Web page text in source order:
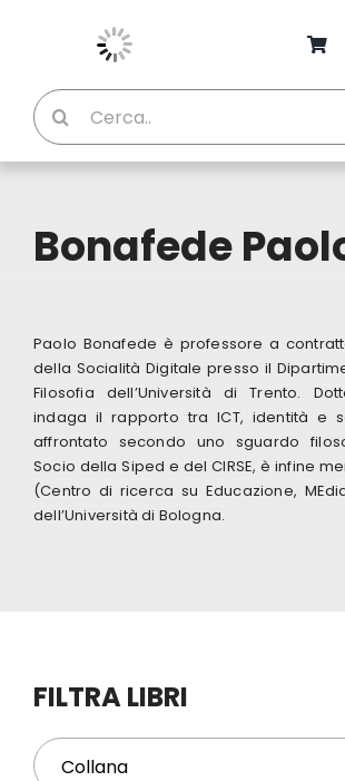
Cerca
per:
Bonafede
Paolo Bonafede è professore a
della Socialità Digitale presso il
Filosofia dell’Università di Trento.
indaga il rapporto tra ICT, identità e
affrontato secondo uno sguardo
Socio della Siped e del CIRSE, è infine
(Centro di ricerca su Educazione,
dell’Università di Bologna.
FILTRA LIBRI